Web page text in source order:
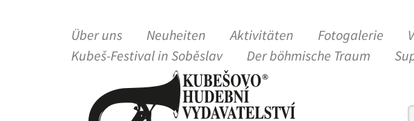
Über uns Neuheiten Aktivitäten Fotogalerie
Kubeš-Festival in Soběslav
Der böhmische Traum